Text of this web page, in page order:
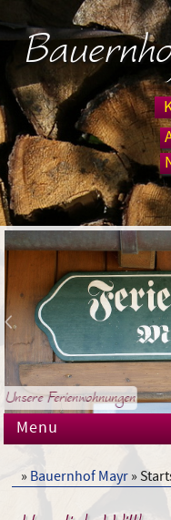
Unsere Ferienwohnungen
Menu
» Bauernhof Mayr »